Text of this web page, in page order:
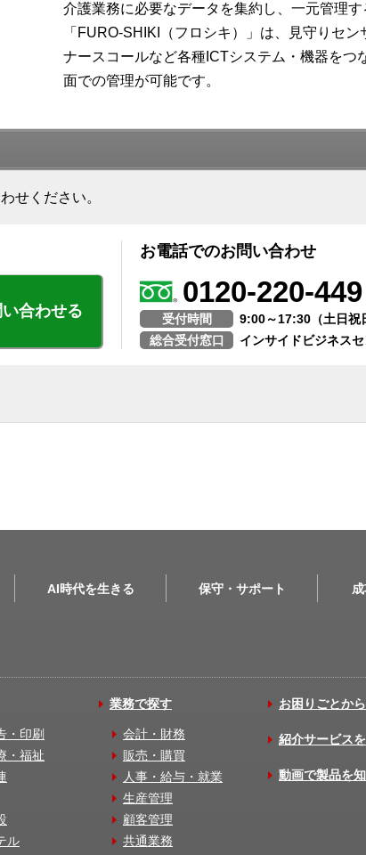
介護業務に必要なデータを集約し、一元管理
「FURO-SHIKI（フロシキ）」は、見守りセ
ナースコールなど各種ICTシステム・機器をつ
面での管理が可能です。
せください。
合わせる
お電話でのお問い合わせ
0120-220-449
受付時間
9:00～17:30（土日祝
総合受付窓口
インサイドビジネス
AI時代を生きる 保守・サポート
・印刷
・福祉
ル
業務で探す
会計・財務
販売・購買
人事・給与・就業
生産管理
顧客管理
共通業務
お困りごとか
紹介サービス
動画で製品を